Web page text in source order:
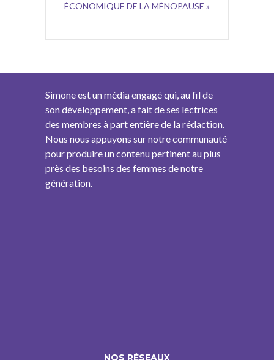
ÉCONOMIQUE DE LA MÉNOPAUSE »
Simone est un média engagé qui, au fil de
son développement, a fait de ses lectrices
des membres à part entière de la rédaction.
Nous nous appuyons sur notre communauté
pour produire un contenu pertinent au plus
près des besoins des femmes de notre
génération.
NOS RÉSEAUX